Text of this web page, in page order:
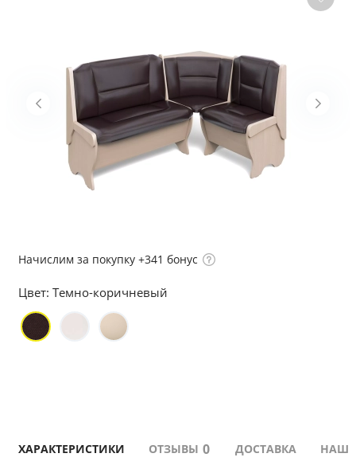
Начислим за покупку +341 бонус
Цвет: Темно-коричневый
ХАРАКТЕРИСТИКИ ОТЗЫВЫ 0 ДОСТАВКА